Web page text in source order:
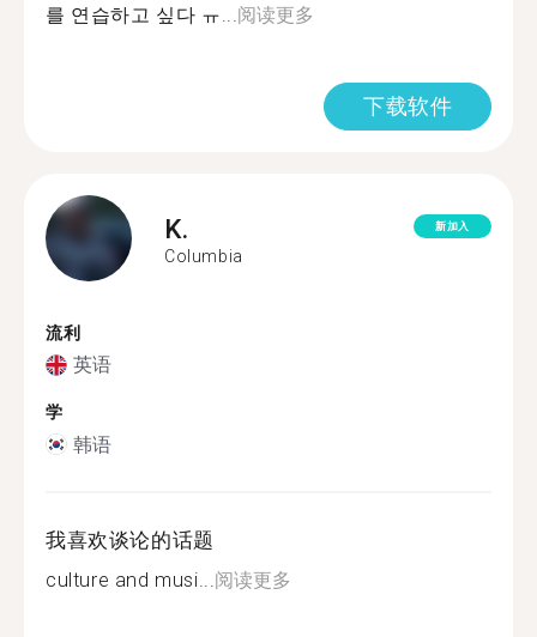
를 연습하고 싶다 ㅠ... 阅读更多
下载软件
K.
Columbia
新加入
流利
英语
学
韩语
我喜欢谈论的话题
culture and musi... 阅读更多